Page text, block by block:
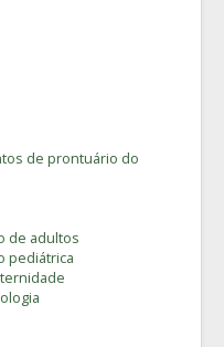
de prontuário do
de adultos
pediátrica